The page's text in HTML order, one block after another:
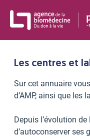
Les centres et
Sur cet annuaire
d’AMP, ainsi que les
Depuis l’évolution
d’autoconserver ses